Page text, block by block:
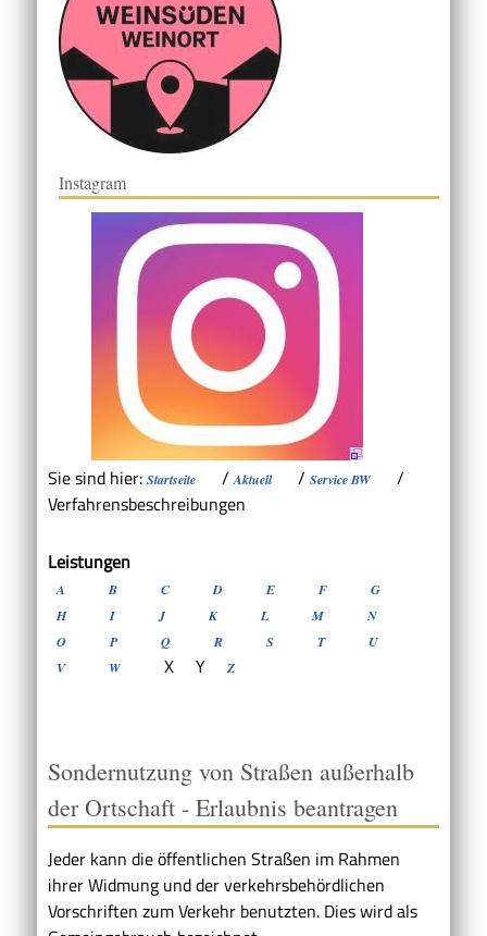
Instagram
Sie sind hier: Startseite /Aktuell / Service BW
/
Verfahrensbeschreibungen
Leistungen
A B C D E F
G
H
I J K L M
N
O
P Q R S T
U
V
W X Y Z
Sondernutzung von Straßen außerhalb
der Ortschaft - Erlaubnis beantragen
Jeder kann die öffentlichen Straßen im Rahmen
ihrer Widmung und der verkehrsbehördlichen
Vorschriften zum Verkehr benutzten. Dies wird als